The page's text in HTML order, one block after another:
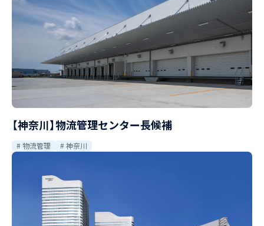
【神奈川】物流管理センター長候補
物流管理 神奈川